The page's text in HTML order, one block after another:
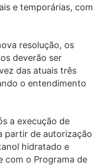
e temporárias, com
resolução, os
deverão ser
das atuais três
o entendimento
a execução de
partir de autorização
hidratado e
com o Programa de